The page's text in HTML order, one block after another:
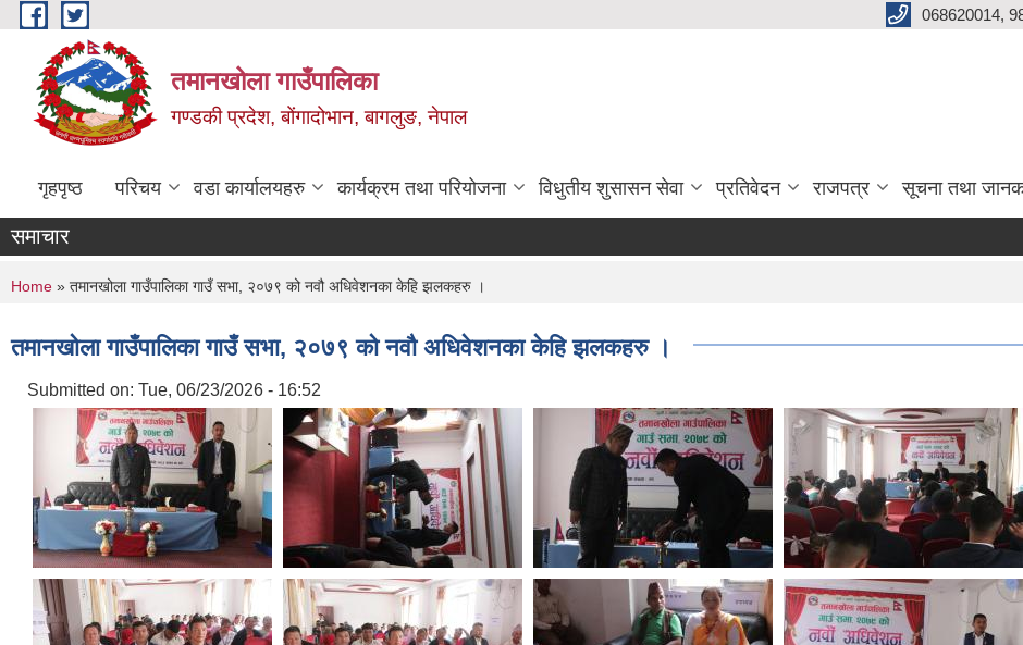
Skip to main content 068620014,
तमानखोला गाउँपालिका
गण्डकी प्रदेश, बोंगादोभान, बागलुङ, नेपाल
गृहपृष्ठ परिचय वडा कार्यालयहरु कार्यक्रम तथा परियोजना विधुतीय शुसासन सेवा प्रतिवेदन राजपत्र सूचना तथा
समाचार
You are here
Home » तमानखोला गाउँपालिका गाउँ सभा, २०७९ को नवौ अधिवेशनका केहि झलकहरु ।
तमानखोला गाउँपालिका गाउँ सभा, २०७९ को नवौ अधिवेशनका केहि झलकहरु ।
Submitted on: Tue, 06/23/2026 - 16:52